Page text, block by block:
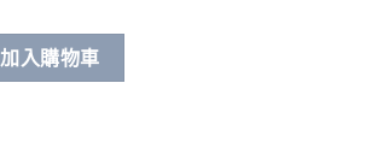
加入購物車